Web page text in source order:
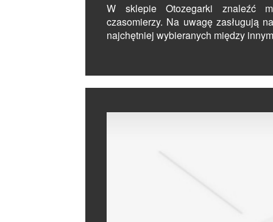
W sklepie Otozegarki znaleźć
czasomierzy. Na uwagę zasługują
najchętniej wybieranych między